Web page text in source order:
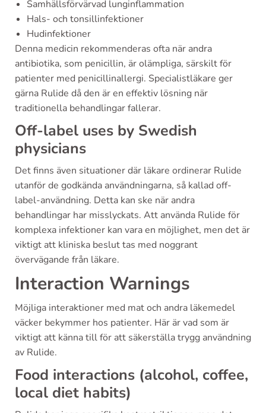
Samhällsförvärvad lunginflammation
Hals- och tonsillinfektioner
Hudinfektioner
Denna medicin rekommenderas ofta när andra
antibiotika, som penicillin, är olämpliga, särskilt för
patienter med penicillinallergi. Specialistläkare ger
gärna Rulide då den är en effektiv lösning när
traditionella behandlingar fallerar.
Off-label uses by Swedish
physicians
Det finns även situationer där läkare ordinerar Rulide
utanför de godkända användningarna, så kallad off-
label-användning. Detta kan ske när andra
behandlingar har misslyckats. Att använda Rulide för
komplexa infektioner kan vara en möjlighet, men det är
viktigt att kliniska beslut tas med noggrant
övervägande från läkare.
Interaction Warnings
Möjliga interaktioner med mat och andra läkemedel
väcker bekymmer hos patienter. Här är vad som är
viktigt att känna till för att säkerställa trygg användning
av Rulide.
Food interactions (alcohol, coffee,
local diet habits)